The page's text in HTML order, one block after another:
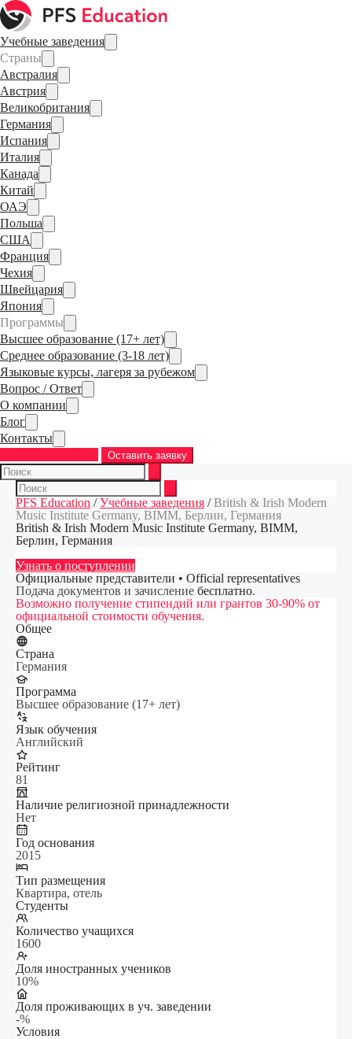
Учебные заведения
Страны
Австралия
Австрия
Великобритания
Германия
Испания
Италия
Канада
Китай
ОАЭ
Польша
США
Франция
Чехия
Швейцария
Япония
Программы
Высшее образование (17+ лет)
Среднее образование (3-18 лет)
Языковые курсы, лагеря за рубежом
Вопрос / Ответ
О компании
Блог
Контакты
Оставить заявку
PFS Education / Учебные заведения / British & Irish Modern
Music Institute Germany, BIMM, Берлин, Германия
British & Irish Modern Music Institute Germany, BIMM,
Берлин, Германия
Узнать о поступлении
Официальные представители • Official representatives
Подача документов и зачисление бесплатно.
Возможно получение стипендий или грантов 30-90% от
официальной стоимости обучения.
Общее
Страна
Германия
Программа
Высшее образование (17+ лет)
Язык обучения
Английский
Рейтинг
81
Наличие религиозной принадлежности
Нет
Год основания
2015
Тип размещения
Квартира, отель
Студенты
Количество учащихся
1600
Доля иностранных учеников
10%
Доля проживающих в уч. заведении
-%
Условия